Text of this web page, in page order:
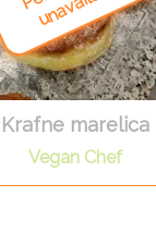
Krafne marelica
Vegan Chef